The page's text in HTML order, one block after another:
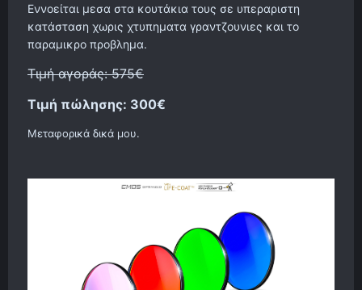
Εννοείται μεσα στα κουτάκια τους σε υπεραριστη
κατάσταση χωρις χτυπηματα γραντζουνιες και το
παραμικρο προβλημα.
Τιμή αγοράς: 575€
Τιμή πώλησης: 300€
Μεταφορικά δικά μου.